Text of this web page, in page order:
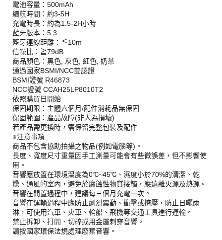
電池容量：500mAh
續航時間：約3-5H
充電時長：約為1.5-2H小時
藍牙版本：5.3
藍牙連線距離：≦10m
信噪比：≧79dB
商品顏色：黑色, 灰色, 紅色, 奶茶
通過國家BSMI/NCC雙認證
BSMI證號 R46873
NCC證號 CCAH25LP8010T2
依照購買日開始
保固期限：主體六個月/配件消耗品無保固
保固範圍：產品故障(非人為損壞)
若產品需更換時，需保留完整包裝及配件
※注意事項
商品不包含協助拍攝之物品(例如電腦等)。
長度、寬度尺寸重量因手工測量可能會有些微誤差，但不影響使
用。
音響應放置在環境溫度為0℃~45℃、濕度小於70%的清潔、乾
燥、通風的室內，避免於腐蝕性物質接觸，應遠離火源及熱源。
音響在閒置過程中，建議每三個月充電一次。
音響在運輸過程中應防止劇烈震動、衝擊或擠壓，防止日曬雨
淋，可使用汽車、火車、輪船、飛機等交通工具進行運輸。
禁止拆卸、打開、切碎或用金屬刺穿音響。
請按國家環保法規處理廢棄音響。